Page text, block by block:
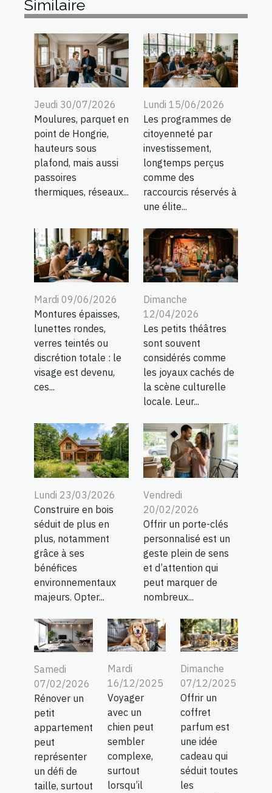
Similaire
Jeudi 30/07/2026
Moulures, parquet en
point de Hongrie,
hauteurs sous
plafond, mais aussi
passoires
thermiques, réseaux...
Lundi 15/06/2026
Les programmes de
citoyenneté par
investissement,
longtemps perçus
comme des
raccourcis réservés à
une élite...
Mardi 09/06/2026
Montures épaisses,
lunettes rondes,
verres teintés ou
discrétion totale : le
visage est devenu,
ces...
Dimanche
12/04/2026
Les petits théâtres
sont souvent
considérés comme
les joyaux cachés de
la scène culturelle
locale. Leur...
Lundi 23/03/2026
Construire en bois
séduit de plus en
plus, notamment
grâce à ses
bénéfices
environnementaux
majeurs. Opter...
Vendredi
20/02/2026
Offrir un porte-clés
personnalisé est un
geste plein de sens
et d’attention qui
peut marquer de
nombreux...
Samedi
07/02/2026
Rénover un
petit
appartement
peut
représenter
un défi de
taille, surtout
Mardi
16/12/2025
Voyager
avec un
chien peut
sembler
complexe,
surtout
lorsqu’il
Dimanche
07/12/2025
Offrir un
coffret
parfum est
une idée
cadeau qui
séduit toutes
les